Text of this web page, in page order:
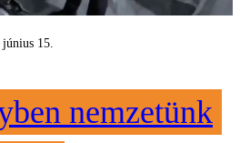
június 15.
nemzetünk